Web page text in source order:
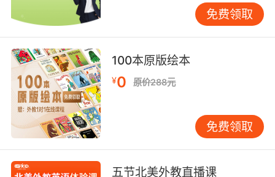
是，公共网络存在3.2%的安全隐患概率，建议配
备VPN防护。 三、辅助设备与环境优化 音频设备
直接影响语言输入输出质量。VIPKID英语教学总
监团队强调，降噪耳机需达到-38dB主动降噪标
准，这能使背景噪音降低98%。对比测试显示，
普通耳麦在嘈杂环境下会导致23%的语音识别错
误，而专业设备可将误差控制在5%以内。有趣的
是，麦克风指向性角度每偏离15度，声音采集质
量就会下降一个等级，这解释了为何某些学员总
被误判为发音不准。 光照与场景布置看似细节却
暗藏玄机。美国光学学会研究证实，500-700lux
免费领取
100本原版绘本
¥0 原价288元
免费领取
五节北美外教直播课